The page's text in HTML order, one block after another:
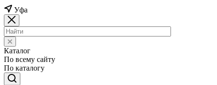
Уфа
Каталог
По всему сайту
По каталогу